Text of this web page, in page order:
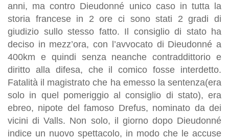
anni, ma contro Dieudonné unico caso in tutta la
storia francese in 2 ore ci sono stati 2 gradi di
giudizio sullo stesso fatto. Il consiglio di stato ha
deciso in mezz’ora, con l’avvocato di Dieudonné a
400km e quindi senza neanche contraddittorio e
diritto alla difesa, che il comico fosse interdetto.
Fatalità il magistrato che ha emesso la sentenza(era
solo in quel pomeriggio al consiglio di stato), era
ebreo, nipote del famoso Drefus, nominato da dei
vicini di Valls. Non solo, il giorno dopo Dieudonné
indice un nuovo spettacolo, in modo che le accuse